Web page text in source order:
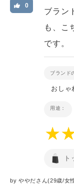
0
ブラン
も、こ
です。
ブランド
おしゃ
用途：
ト
byややださん(29歳/女